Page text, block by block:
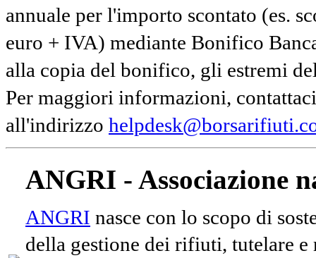
annuale per l'importo scontato (es.
euro + IVA) mediante Bonifico
alla copia del bonifico, gli estremi
Per maggiori informazioni,
all'indirizzo
ANGRI - Associazione
ANGRI nasce con lo scopo di
della gestione dei rifiuti, tutelare e